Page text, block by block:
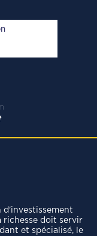
d'investissement
richesse doit servir
et spécialisé, le